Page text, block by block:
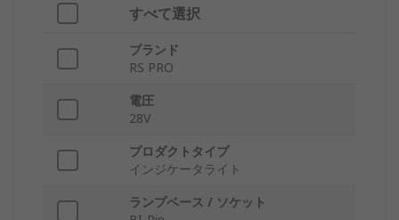
すべて選択
ブランド
RS PRO
電圧
28V
プロダクトタイプ
インジケータライト
ランプベース / ソケット